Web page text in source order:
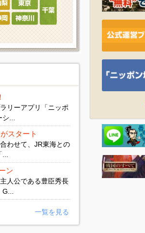
リーアプリ「ニッポ
...
スタート
わせて、JR東海との
ン
人公である豊臣秀長
一覧を見る